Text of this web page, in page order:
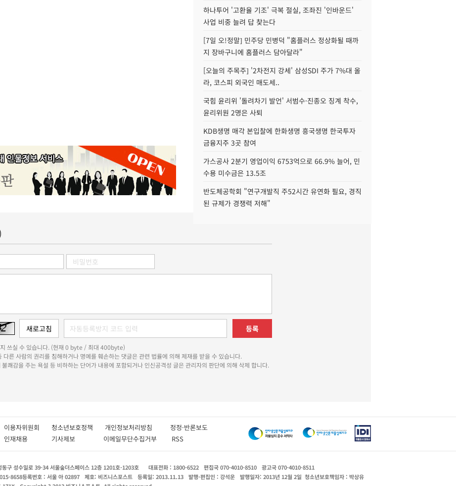
하나투어 '고환율 기조' 극복 절실, 조좌진 '인바운드'
사업 비중 늘려 답 찾는다
[7일 오!정말] 민주당 민병덕 "홈플러스 정상화될 때까
지 장바구니에 홈플러스 담아달라"
[오늘의 주목주] '2차전지 강세' 삼성SDI 주가 7%대 올
라, 코스피 외국인 매도세..
국힘 윤리위 '돌려차기 발언' 서범수·진종오 징계 착수,
윤리위원 2명은 사퇴
KDB생명 매각 본입찰에 한화생명 흥국생명 한국투자
금융지주 3곳 참여
가스공사 2분기 영업이익 6753억으로 66.9% 늘어, 민
수용 미수금은 13.5조
반도체공학회 "연구개발직 주52시간 유연화 필요, 경직
된 규제가 경쟁력 저해"
등록
쓰실 수 있습니다. (현재 0 byte / 최대 400byte)
다른 사람의 권리를 침해하거나 명예를 훼손하는 댓글은 관련 법률에 의해 제재를 받을 수 있습니다.
쾌감을 주는 욕설 등 비하하는 단어가 내용에 포함되거나 인신공격성 글은 관리자의 판단에 의해 삭제 합니다.
이용자위원회 청소년보호정책 개인정보처리방침 정정·반론보도
인재채용 기사제보 이메일무단수집거부 RSS
동구 성수일로 39-34 서울숲더스페이스 12층 1201호-1203호 대표전화 : 1800-6522 편집국 070-4010-8510
광고국 070-4010-8511
8658등록번호 : 서울 아 02897 제호: 비즈니스포스트 등록일: 2013.11.13 발행·편집인 : 강석운 발행일자: 2013년 12월 2일 청소년보호책임자 : 박상유